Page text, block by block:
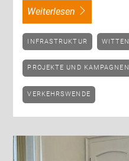
weiterlesen
INFRASTRUKTUR WITTEN
PROJEKTE UND KAMPAGNEN
VERKEHRSWENDE